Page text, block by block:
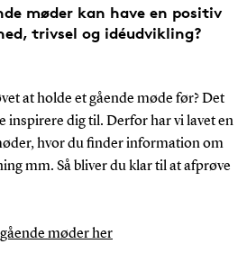
møder kan have en positiv
trivsel og idéudvikling?
at holde et gående møde før? Det
inspirere dig til. Derfor har vi lavet en
hvor du finder information om
mm. Så bliver du klar til at afprøve
møder her